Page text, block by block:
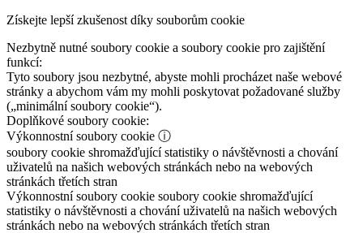
Získejte lepší zkušenost díky souborům cookie
Nezbytně nutné soubory cookie a soubory cookie pro zajištění
funkcí:
Tyto soubory jsou nezbytné, abyste mohli procházet naše webové
stránky a abychom vám my mohli poskytovat požadované služby
(„minimální soubory cookie“).
Doplňkové soubory cookie:
Výkonnostní soubory cookie ⓘ
soubory cookie shromažďující statistiky o návštěvnosti a chování
uživatelů na našich webových stránkách nebo na webových
stránkách třetích stran
Výkonnostní soubory cookie soubory cookie shromažďující
statistiky o návštěvnosti a chování uživatelů na našich webových
stránkách nebo na webových stránkách třetích stran